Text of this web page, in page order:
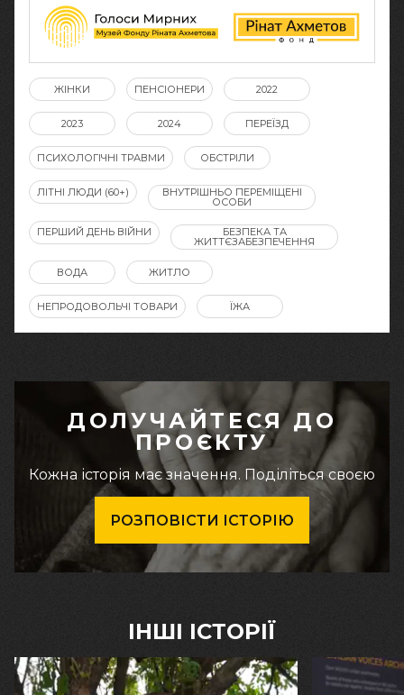
ЖІНКИ ПЕНСІОНЕРИ 2022
2023 2024 ПЕРЕЇЗД
ПСИХОЛОГІЧНІ ТРАВМИ ОБСТРІЛИ
ЛІТНІ ЛЮДИ (60+) ВНУТРІШНЬО ПЕРЕМІЩЕНІ
ОСОБИ
ПЕРШИЙ ДЕНЬ ВІЙНИ БЕЗПЕКА ТА
ЖИТТЄЗАБЕЗПЕЧЕННЯ
ВОДА ЖИТЛО
НЕПРОДОВОЛЬЧІ ТОВАРИ ЇЖА
ДОЛУЧАЙТЕСЯ ДО
ПРОЄКТУ
Кожна історія має значення. Поділіться своєю
РОЗПОВІСТИ ІСТОРІЮ
ІНШІ ІСТОРІЇ